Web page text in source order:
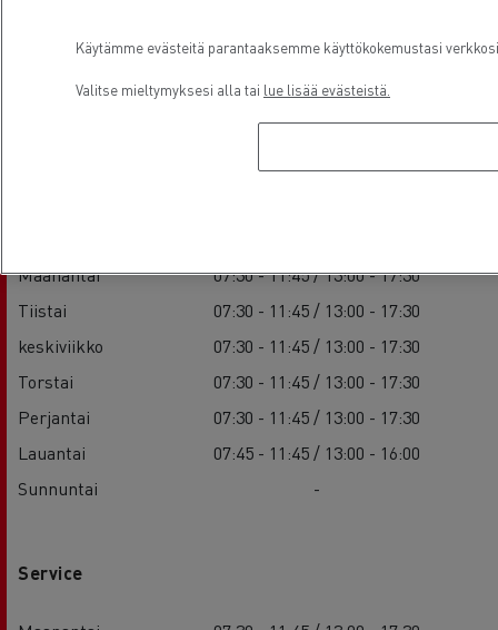
Aukioloajat
Maanantai
07:30 - 11:45 / 13:00 - 17:30
Tiistai
07:30 - 11:45 / 13:00 - 17:30
keskiviikko
07:30 - 11:45 / 13:00 - 17:30
Torstai
07:30 - 11:45 / 13:00 - 17:30
Perjantai
07:30 - 11:45 / 13:00 - 17:30
Lauantai
07:45 - 11:45 / 13:00 - 16:00
Sunnuntai
-
Service
Käytämme evästeitä parantaaksemme käyttökokemustasi
Valitse mieltymyksesi alla tai lue lisää evästeistä.